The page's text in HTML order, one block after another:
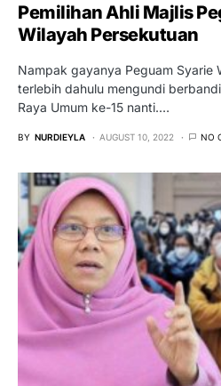
Pemilihan Ahli Majlis
Wilayah Persekutuan
Nampak gayanya Peguam Syarie
terlebih dahulu mengundi
Raya Umum ke-15 nanti.…
BY NURDIEYLA AUGUST 10, 2022 NO